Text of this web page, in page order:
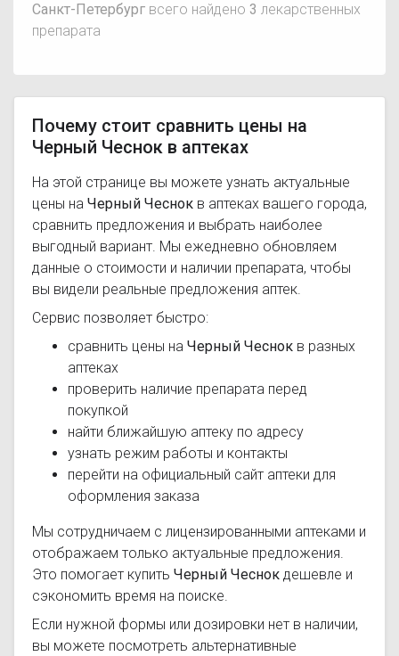
Санкт-Петербург всего найдено 3 лекарственных
препарата
Почему стоит сравнить цены на
Черный Чеснок в аптеках
На этой странице вы можете узнать актуальные
цены на Черный Чеснок в аптеках вашего города,
сравнить предложения и выбрать наиболее
выгодный вариант. Мы ежедневно обновляем
данные о стоимости и наличии препарата, чтобы
вы видели реальные предложения аптек.
Сервис позволяет быстро:
сравнить цены на Черный Чеснок в разных
аптеках
проверить наличие препарата перед
покупкой
найти ближайшую аптеку по адресу
узнать режим работы и контакты
перейти на официальный сайт аптеки для
оформления заказа
Мы сотрудничаем с лицензированными аптеками и
отображаем только актуальные предложения.
Это помогает купить Черный Чеснок дешевле и
сэкономить время на поиске.
Если нужной формы или дозировки нет в наличии,
вы можете посмотреть альтернативные